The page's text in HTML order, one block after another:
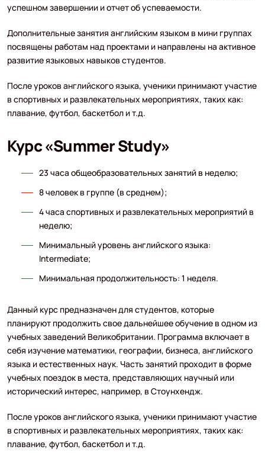
успешном завершении и отчет об успеваемости.
Дополнительные занятия английским языком в мини группах
посвящены работам над проектами и направлены на активное
развитие языковых навыков студентов.
После уроков английского языка, ученики принимают участие
в спортивных и развлекательных мероприятиях, таких как:
плавание, футбол, баскетбол и т.д.
Курс «Summer Study»
23 часа общеобразовательных занятий в неделю;
8 человек в группе (в среднем);
4 часа спортивных и развлекательных мероприятий в
неделю;
Минимальный уровень английского языка:
Intermediate;
Минимальная продолжительность: 1 неделя.
Данный курс предназначен для студентов, которые
планируют продолжить свое дальнейшее обучение в одном из
учебных заведений Великобритании. Программа включает в
себя изучение математики, географии, бизнеса, английского
языка и естественных наук. Часть занятий проходит в форме
учебных поездок в места, представляющих научный или
исторический интерес, например, в Стоунхендж.
После уроков английского языка, ученики принимают участие
в спортивных и развлекательных мероприятиях, таких как:
плавание, футбол, баскетбол и т.д.